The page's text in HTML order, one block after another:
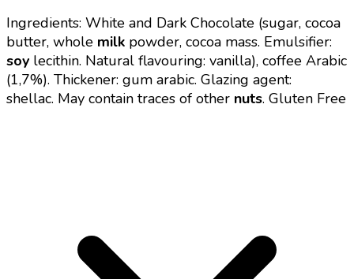
Ingredients: White and Dark Chocolate (sugar, cocoa
butter, whole milk powder, cocoa mass. Emulsifier:
soy lecithin. Natural flavouring: vanilla), coffee Arabic
(1,7%). Thickener: gum arabic. Glazing agent:
shellac. May contain traces of other nuts. Gluten Free